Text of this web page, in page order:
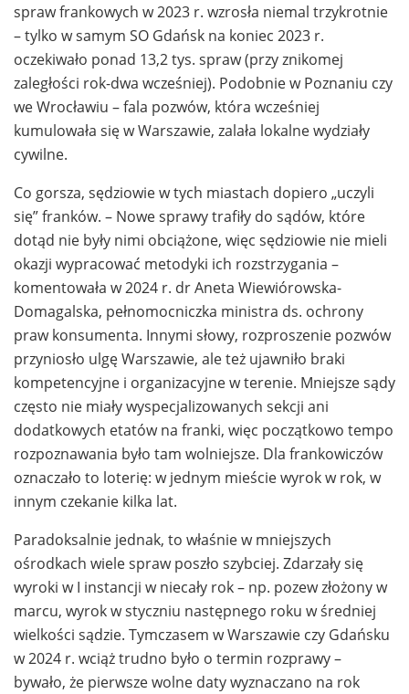
spraw frankowych w 2023 r. wzrosła niemal trzykrotnie
– tylko w samym SO Gdańsk na koniec 2023 r.
oczekiwało ponad 13,2 tys. spraw (przy znikomej
zaległości rok-dwa wcześniej). Podobnie w Poznaniu czy
we Wrocławiu – fala pozwów, która wcześniej
kumulowała się w Warszawie, zalała lokalne wydziały
cywilne.
Co gorsza, sędziowie w tych miastach dopiero „uczyli
się” franków. – Nowe sprawy trafiły do sądów, które
dotąd nie były nimi obciążone, więc sędziowie nie mieli
okazji wypracować metodyki ich rozstrzygania –
komentowała w 2024 r. dr Aneta Wiewiórowska-
Domagalska, pełnomocniczka ministra ds. ochrony
praw konsumenta. Innymi słowy, rozproszenie pozwów
przyniosło ulgę Warszawie, ale też ujawniło braki
kompetencyjne i organizacyjne w terenie. Mniejsze sądy
często nie miały wyspecjalizowanych sekcji ani
dodatkowych etatów na franki, więc początkowo tempo
rozpoznawania było tam wolniejsze. Dla frankowiczów
oznaczało to loterię: w jednym mieście wyrok w rok, w
innym czekanie kilka lat.
Paradoksalnie jednak, to właśnie w mniejszych
ośrodkach wiele spraw poszło szybciej. Zdarzały się
wyroki w I instancji w niecały rok – np. pozew złożony w
marcu, wyrok w styczniu następnego roku w średniej
wielkości sądzie. Tymczasem w Warszawie czy Gdańsku
w 2024 r. wciąż trudno było o termin rozprawy –
bywało, że pierwsze wolne daty wyznaczano na rok